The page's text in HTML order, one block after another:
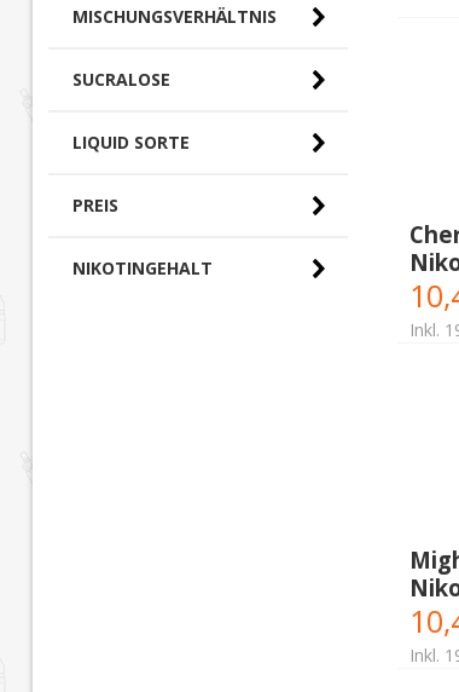
Inkl.
Inkl.
MISCHUNGSVERHÄLTNIS
SUCRALOSE
LIQUID SORTE
PREIS
0,00 € - 10,00 € (0)
NIKOTINGEHALT